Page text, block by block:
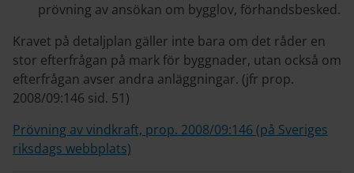
prövning av ansökan om bygglov, förhandsbesked.
Kravet på detaljplan gäller inte bara om det råder en
stor efterfrågan på mark för byggnader, utan också om
efterfrågan avser andra anläggningar. (jfr prop.
2008/09:146 sid. 51)
Prövning av vindkraft, prop. 2008/09:146 (på Sveriges
riksdags webbplats)